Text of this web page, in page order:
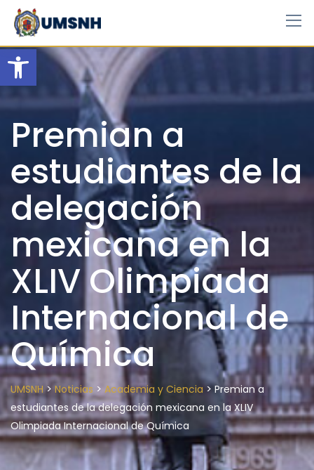
Open toolbar
Skip
content
Premian a
estudiantes de la
delegación
mexicana en la
XLIV Olimpiada
Internacional de
Química
UMSNH> Noticias > Academia y Ciencia >Premian a
estudiantes de la delegación mexicana en la XLIV
Olimpiada Internacional de Química